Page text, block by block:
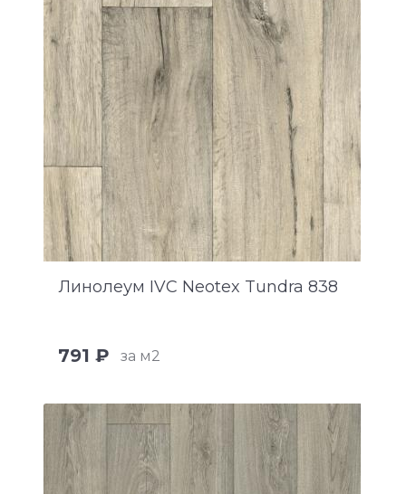
Линолеум IVC Neotex Tundra 838
791 ₽ за м2